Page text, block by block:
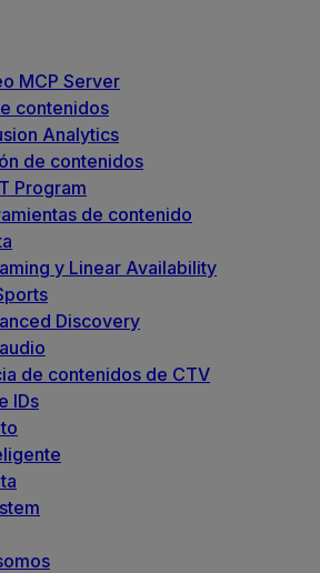
MCP Server
contenidos
Analytics
de contenidos
Program
de contenido
y Linear Availability
Discovery
de contenidos de CTV
IDs